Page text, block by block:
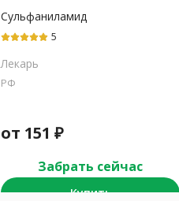
Сульфаниламид
5
Лекарь
РФ
от 151 ₽
Забрать сейчас
Купить